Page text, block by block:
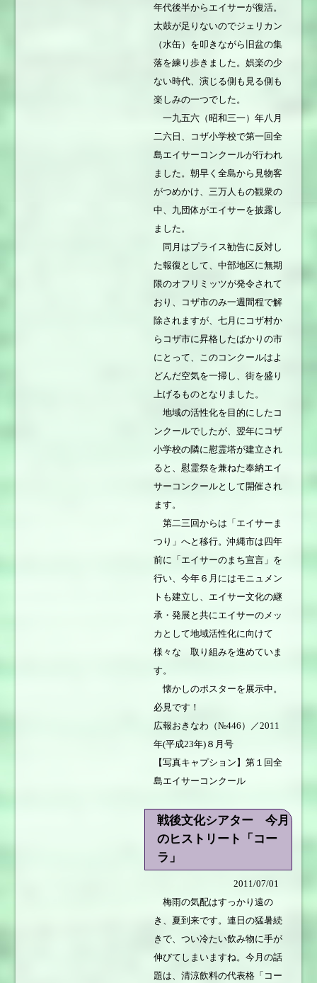
年代後半からエイサーが復活。
太鼓が足りないのでジェリカン
（水缶）を叩きながら旧盆の集
落を練り歩きました。娯楽の少
ない時代、演じる側も見る側も
楽しみの一つでした。
一九五六（昭和三一）年八月
二六日、コザ小学校で第一回全
島エイサーコンクールが行われ
ました。朝早く全島から見物客
がつめかけ、三万人もの観衆の
中、九団体がエイサーを披露し
ました。
同月はプライス勧告に反対し
た報復として、中部地区に無期
限のオフリミッツが発令されて
おり、コザ市のみ一週間程で解
除されますが、七月にコザ村か
らコザ市に昇格したばかりの市
にとって、このコンクールはよ
どんだ空気を一掃し、街を盛り
上げるものとなりました。
地域の活性化を目的にしたコ
ンクールでしたが、翌年にコザ
小学校の隣に慰霊塔が建立され
ると、慰霊祭を兼ねた奉納エイ
サーコンクールとして開催され
ます。
第二三回からは「エイサーま
つり」へと移行。沖縄市は四年
前に「エイサーのまち宣言」を
行い、今年６月にはモニュメン
トも建立し、エイサー文化の継
承・発展と共にエイサーのメッ
カとして地域活性化に向けて
様々な 取り組みを進めていま
す。
懐かしのポスターを展示中。
必見です！
広報おきなわ（№446）／2011
年(平成23年)８月号
【写真キャプション】第１回全
島エイサーコンクール
戦後文化シアター 今月
のヒストリート「コー
ラ」
2011/07/01
梅雨の気配はすっかり遠の
き、夏到来です。連日の猛暑続
きで、つい冷たい飲み物に手が
伸びてしまいますね。今月の話
題は、清涼飲料の代表格「コー